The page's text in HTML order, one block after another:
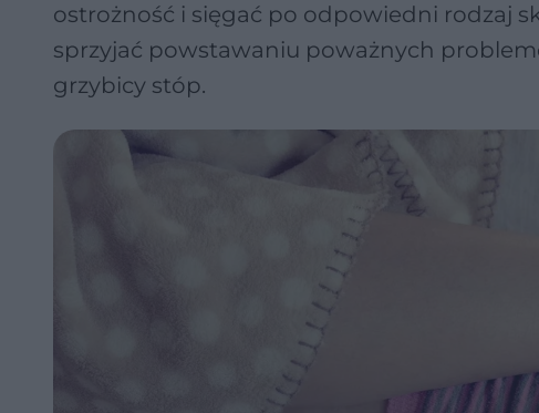
ostrożność i sięgać po odpowiedni rodzaj
sprzyjać powstawaniu poważnych
grzybicy stóp.